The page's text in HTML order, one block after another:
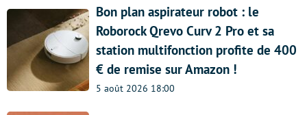
Bon plan aspirateur robot : le
Roborock Qrevo Curv 2 Pro et sa
station multifonction profite de 400
€ de remise sur Amazon !
5 août 2026 18:00